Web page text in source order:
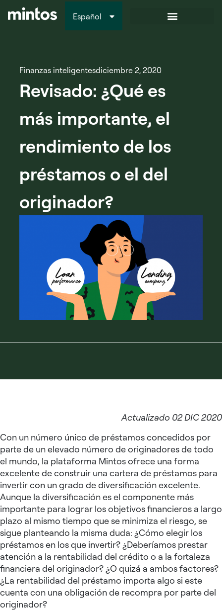
Español
Italiano
Finanzas inteligentesdiciembre 2, 2020
Revisado: ¿Qué es
más importante, el
rendimiento de los
préstamos o el del
originador?
Actualizado 02 DIC 2020
Con un número único de préstamos concedidos por
parte de un elevado número de originadores de todo
el mundo, la plataforma Mintos ofrece una forma
excelente de construir una cartera de préstamos para
invertir con un grado de diversificación excelente.
Aunque la diversificación es el componente más
importante para lograr los objetivos financieros a largo
plazo al mismo tiempo que se minimiza el riesgo, se
sigue planteando la misma duda: ¿Cómo elegir los
préstamos en los que invertir? ¿Deberíamos prestar
atención a la rentabilidad del crédito o a la fortaleza
financiera del originador? ¿O quizá a ambos factores?
¿La rentabilidad del préstamo importa algo si este
cuenta con una obligación de recompra por parte del
originador?